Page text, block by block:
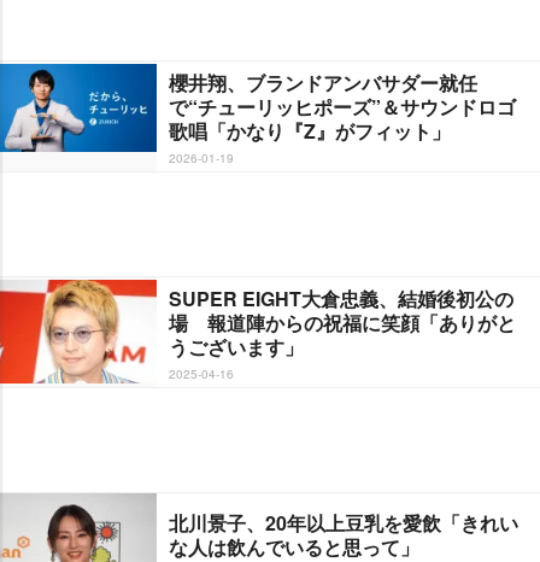
櫻井翔、ブランドアンバサダー就任
で“チューリッヒポーズ”＆サウンドロゴ
歌唱「かなり『Z』がフィット」
2026-01-19
SUPER EIGHT大倉忠義、結婚後初公の
場 報道陣からの祝福に笑顔「ありがと
うございます」
2025-04-16
北川景子、20年以上豆乳を愛飲「きれい
な人は飲んでいると思って」